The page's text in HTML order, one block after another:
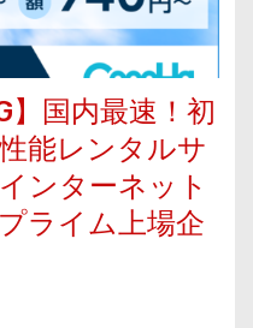
】国内最速！初
能レンタルサ
ンターネット
ライム上場企